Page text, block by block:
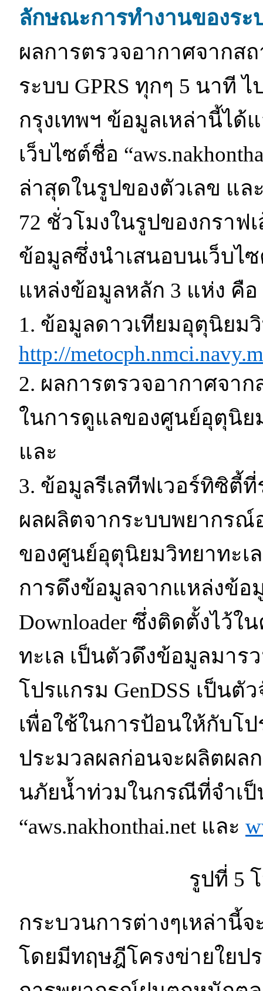
ลักษณะการทำงานของระ
ผลการตรวจอากาศจากส
ระบบ GPRS ทุกๆ 5 นาที
กรุงเทพฯ ข้อมูลเหล่านี้ไ
เว็บไซต์ชื่อ
ล่าสุดในรูปของตัวเลข แล
72 ชั่วโมงในรูปของกราฟ
ข้อมูลซึ่งนำเสนอบนเว็บไ
แหล่งข้อมูลหลัก 3 แห่ง คือ
1. ข้อมูลดาวเทียมอุตุนิยม
http://
2. ผลการตรวจอากาศจา
ในการดูแลของศูนย์อุตุนิย
และ
3. ข้อมูลรีเลทีฟเวอร์ทิซิตี้
ผลผลิตจากระบบพยากรณ์
ของศูนย์อุตุนิยมวิทยาทะเ
การดึงข้อมูลจากแหล่งข้อ
Downloader ซึ่งติดตั้งไว้
ทะเล เป็นตัวดึงข้อมูลมาร
โปรแกรม GenDSS เป็นตั
เพื่อใช้ในการป้อนให้กับโ
ประมวลผลก่อนจะผลิตผ
นภัยน้ำท่วมในกรณีที่จำเป็
“aws.nakhonthai.net และ
รูปที่ 5
กระบวนการต่างๆเหล่านี้
โดยมีทฤษฎีโครงข่ายใยป